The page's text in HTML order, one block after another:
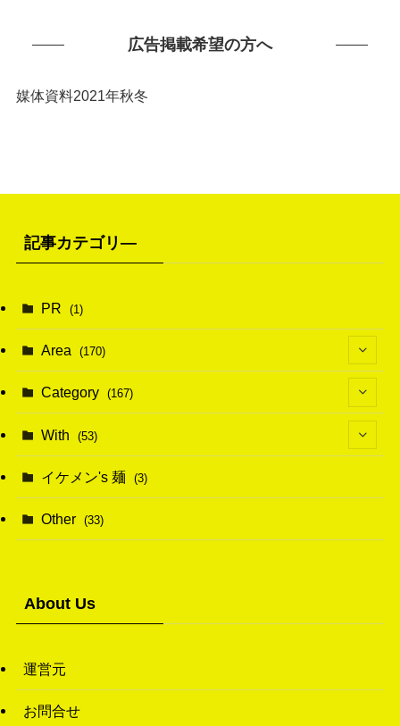
広告掲載希望の方へ
媒体資料2021年秋冬
記事カテゴリ―
PR (1)
Area (170)
(1)
(38)
Category (167)
(114)
With (53)
(15)
(43)
(49)
イケメン's 麺 (3)
Other (33)
About Us
運営元
お問合せ